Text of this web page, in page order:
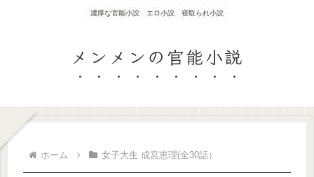
濃厚な官能小説 エロ小説 寝取られ小説
メンメンの官能小説
ホーム 女子大生 成宮恵理(全30話）